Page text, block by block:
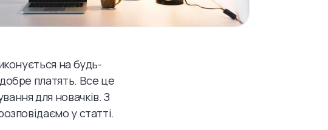
на будь-
платять. Все це
для новачків. З
у статті.